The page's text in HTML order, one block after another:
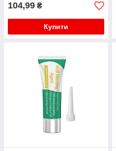
104,99 ₴
Купити